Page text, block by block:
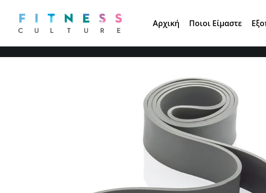
Τηλ. Παραγγελίες: 210 671 3891
Αρχική Ποιοι Είμαστε